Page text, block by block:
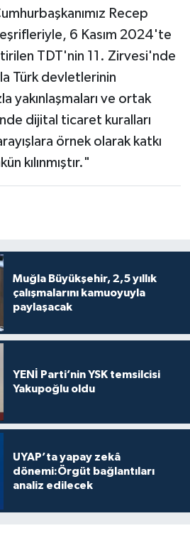
Recep
6 Kasım 2024'te
TDT'nin 11. Zirvesi'nde
Türk devletlerinin
yakınlaşmaları ve ortak
dijital ticaret kuralları
örnek olarak katkı
kılınmıştır."
Muğla Büyükşehir, 2,5 yıllık
çalışmalarını kamuoyuyla
paylaşacak
YENİ Parti’nin YSK temsilcisi
Yakupoğlu oldu
UYAP’ta yapay zekâ
dönemi:Örgüt bağlantıları
analiz edilecek